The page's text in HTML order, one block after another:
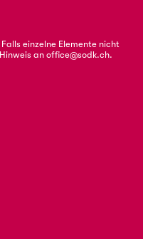
einzelne Elemente nicht
an office@sodk.ch.